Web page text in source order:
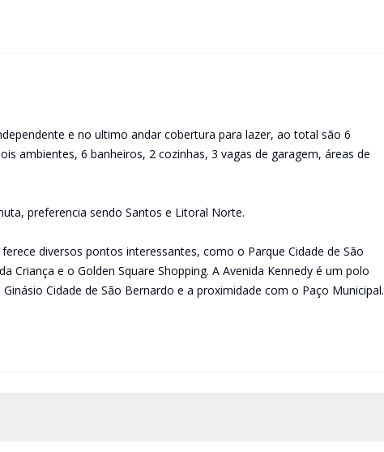
e no ultimo andar cobertura para lazer, ao total são 6
ambientes, 6 banheiros, 2 cozinhas, 3 vagas de garagem, áreas de
preferencia sendo Santos e Litoral Norte.
diversos pontos interessantes, como o Parque Cidade de São
Criança e o Golden Square Shopping. A Avenida Kennedy é um polo
Cidade de São Bernardo e a proximidade com o Paço Municipal.